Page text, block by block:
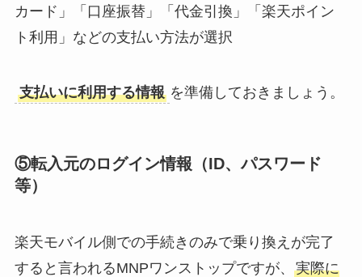
カード」「口座振替」「代金引換」「楽天ポイン
ト利用」などの支払い方法が選択
支払いに利用する情報 を準備しておきましょう。
⑤転入元のログイン情報（ID、パスワード
等）
楽天モバイル側での手続きのみで乗り換えが完了
すると言われるMNPワンストップですが、 実際に